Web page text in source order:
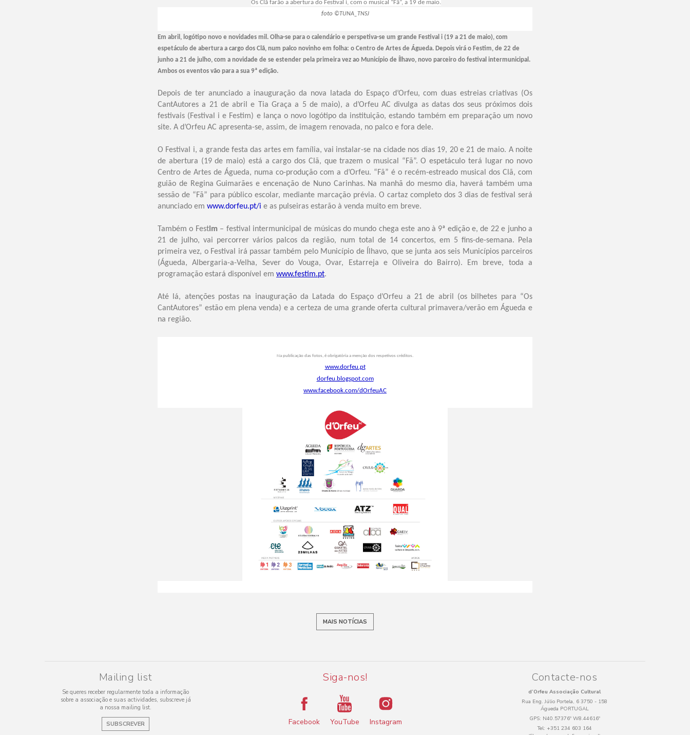
Os Clã farão a abertura do Festival i, com o musical “Fã”, a 19 de maio.
foto ©TUNA_TNSJ
Em abril, logótipo novo e novidades mil. Olha-se para o calendário e perspetiva-se um grande Festival i (19 a 21 de maio), com
espetáculo de abertura a cargo dos Clã, num palco novinho em folha: o Centro de Artes de Águeda. Depois virá o Festim, de 22 de
junho a 21 de julho, com a novidade de se estender pela primeira vez ao Município de Ílhavo, novo parceiro do festival intermunicipal.
Ambos os eventos vão para a sua 9ª edição.
Depois de ter anunciado a inauguração da nova latada do Espaço d’Orfeu, com duas estreias criativas (Os
CantAutores a 21 de abril e Tia Graça a 5 de maio), a d’Orfeu AC divulga as datas dos seus próximos dois
festivais (Festival i e Festim) e lança o novo logótipo da instituição, estando também em preparação um novo
site. A d’Orfeu AC apresenta-se, assim, de imagem renovada, no palco e fora dele.
O Festival i, a grande festa das artes em família, vai instalar-se na cidade nos dias 19, 20 e 21 de maio. A noite
de abertura (19 de maio) está a cargo dos Clã, que trazem o musical “Fã”. O espetáculo terá lugar no novo
Centro de Artes de Águeda, numa co-produção com a d’Orfeu. “Fã” é o recém-estreado musical dos Clã, com
guião de Regina Guimarães e encenação de Nuno Carinhas. Na manhã do mesmo dia, haverá também uma
sessão de “Fã” para público escolar, mediante marcação prévia. O cartaz completo dos 3 dias de festival será
anunciado em www.dorfeu.pt/i e as pulseiras estarão à venda muito em breve.
Também o Festim – festival intermunicipal de músicas do mundo chega este ano à 9ª edição e, de 22 e junho a
21 de julho, vai percorrer vários palcos da região, num total de 14 concertos, em 5 fins-de-semana. Pela
primeira vez, o Festival irá passar também pelo Município de Ílhavo, que se junta aos seis Municípios parceiros
(Águeda, Albergaria-a-Velha, Sever do Vouga, Ovar, Estarreja e Oliveira do Bairro). Em breve, toda a
programação estará disponível em www.festim.pt.
Até lá, atenções postas na inauguração da Latada do Espaço d’Orfeu a 21 de abril (os bilhetes para “Os
CantAutores” estão em plena venda) e a certeza de uma grande oferta cultural primavera/verão em Águeda e
na região.
Na publicação das fotos, é obrigatória a menção dos respetivos créditos.
www.dorfeu.pt
dorfeu.blogspot.com
www.facebook.com/dOrfeuAC
MAIS NOTÍCIAS
Mailing list
Se queres receber regularmente toda a informação
sobre a associação e suas actividades, subscreve já
a nossa mailing list.
SUBSCREVER
Siga-nos!
Facebook YouTube Instagram
Contacte-nos
d’Orfeu Associação Cultural
Rua Eng. Júlio Portela, 6 3750 - 158
Águeda PORTUGAL
GPS: N40.57376º W8.44616º
Tel: +351 234 603 164